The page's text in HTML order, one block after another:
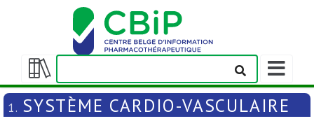
Afficher/masquer
la
table
Afficher/
la
barre
de
navigation
1. SYSTÈME CARDIO-VASCULAIRE